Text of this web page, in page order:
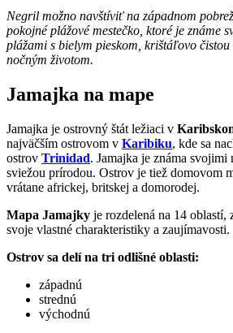
Negril možno navštíviť na západnom
pokojné plážové mestečko, ktoré je známe
plážami s bielym pieskom, krištáľovo čistou
nočným životom.
Jamajka na mape
Jamajka je ostrovný štát ležiaci v
najväčším ostrovom v Karibiku, kde sa
ostrov Trinidad. Jamajka je známa svojimi
sviežou prírodou. Ostrov je tiež domovom
vrátane africkej, britskej a domorodej.
Mapa Jamajky je rozdelená na 14 oblastí,
svoje vlastné charakteristiky a zaujímavosti.
Ostrov sa delí na tri odlišné oblasti:
západnú
strednú
východnú